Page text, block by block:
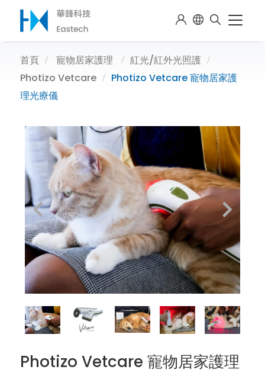
首頁 寵物居家護理
紅光/紅外光照護
Photizo Vetcare
Photizo Vetcare 寵物居家護
理光療儀
Photizo Vetcare 寵物居家護理